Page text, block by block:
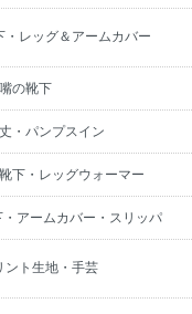
・レッグ＆アームカバー
の靴下
・パンプスイン
下・レッグウォーマー
・アームカバー・スリッパ
ント生地・手芸